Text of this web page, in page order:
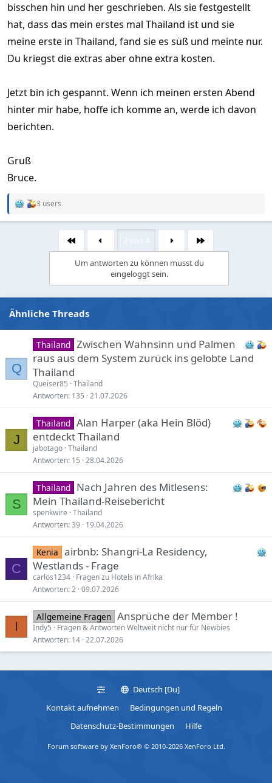
bisschen hin und her geschrieben. Als sie festgestellt
hat, dass das mein erstes mal Thailand ist und sie
meine erste in Thailand, fand sie es süß und meinte nur.
Du kriegst die extras aber ohne extra kosten.
Jetzt bin ich gespannt. Wenn ich meinen ersten Abend
hinter mir habe, hoffe ich komme an, werde ich davon
berichten.
Gruß
Bruce.
R
:
8 users
Erste
Letzte
Um antworten zu können musst du
eingeloggt sein.
Ähnliche Threads
Q
Thailand Zwischen Wahnsinn und Palmen
raus aus dem System zurück ins gelobte Land
Thailand
Queiser85 Thailand
Antworten 135 21.07.2026
J
Thailand Alan Harper (aka Hein Blöd)
entdeckt Thailand
jabotago Thailand
Antworten 15 28.04.2026
S
Thailand Nach Jahren des Mitlesens:
Mein Thailand-Reisebericht
spenkwire Thailand
Antworten 39 19.04.2026
C
Kenia airbnb: Shangri-La Residency,
Westlands - Frage
carlos1234 Fragen zu Hotels in Afrika
Antworten 2 09.07.2026
I
Allgemeine Fragen Ansprüche der Member !
Indy5
Fragen & Antworten Weltweit nicht nur für Newbies
Antworten 14 22.07.2026
Deutsch [Du]
Kontakt aufnehmen
Bedingungen und Regeln
Datenschutz-Bestimmungen
Hilfe
Forum software by XenForo® © 2010-2026 XenForo Ltd.